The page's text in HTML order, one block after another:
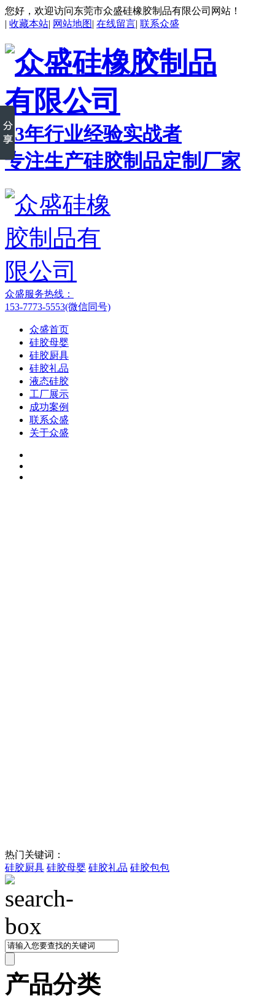
您好，欢迎访问东莞市众盛硅橡胶制品有限公司网站！
| 收藏本站| 网站地图| 在线留言| 联系众盛
23年行业经验实战者
专注生产硅胶制品定制厂家
众盛服务热线：
153-7773-5553(微信同号)
众盛首页
硅胶母婴
硅胶厨具
硅胶礼品
液态硅胶
工厂展示
成功案例
联系众盛
关于众盛
热门关键词：
硅胶厨具 硅胶母婴 硅胶礼品 硅胶包包
产品分类